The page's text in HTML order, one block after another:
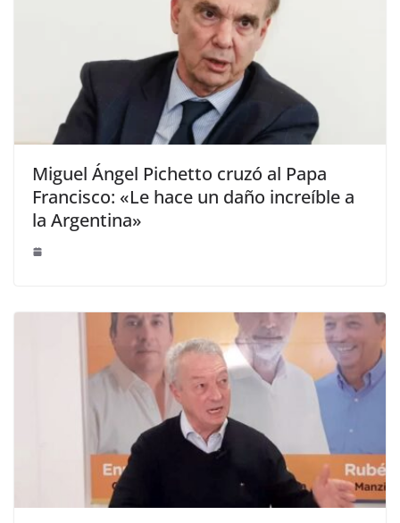
Miguel Ángel Pichetto cruzó al Papa
Francisco: «Le hace un daño increíble a
la Argentina»